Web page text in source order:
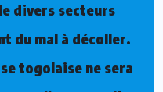
divers secteurs
du mal à décoller.
togolaise ne sera